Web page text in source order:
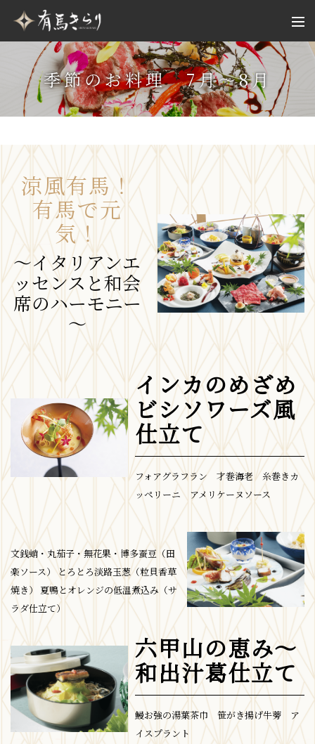
季節のお料理 7月〜8月
涼風有馬！
有馬で元
気！
～イタリアンエ
ッセンスと和会
席のハーモニー
～
インカのめざめ
ビシソワーズ風
仕立て
フォアグラフラン 才巻海老 糸巻きカ
ッペリーニ アメリケーヌソース
文銭蛸・丸茄子・無花果・博多蚕豆（田
楽ソース） とろとろ淡路玉葱（粒貝香草
焼き） 夏鴨とオレンジの低温煮込み（サ
ラダ仕立て）
六甲山の恵み～
和出汁葛仕立て
鰻お強の湯葉茶巾 笹がき揚げ牛蒡 ア
イスプラント